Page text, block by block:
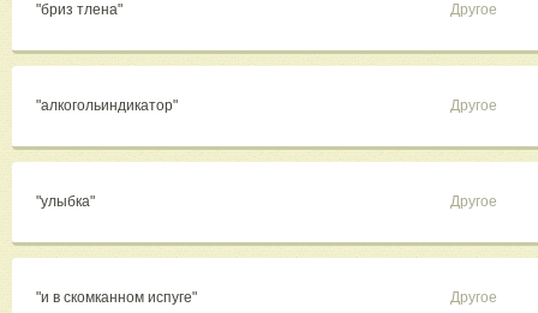
"бриз тлена" Другое
"алкогольиндикатор" Другое
"улыбка" Другое
"и в скомканном испуге" Другое